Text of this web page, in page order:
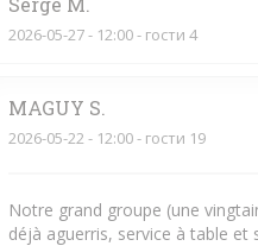
2026-05-27- 12:00 - гости 4
MAGUY S
2026-05-22 - 12:00 - гости 19
Notre grand groupe (une
déjà aguerris, service à table et